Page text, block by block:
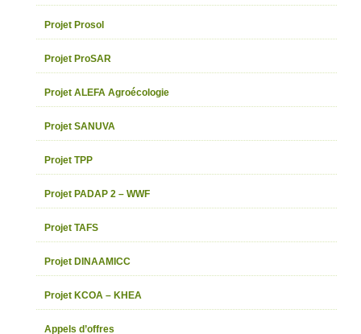
Projet Prosol
Projet ProSAR
Projet ALEFA Agroécologie
Projet SANUVA
Projet TPP
Projet PADAP 2 – WWF
Projet TAFS
Projet DINAAMICC
Projet KCOA – KHEA
Appels d’offres